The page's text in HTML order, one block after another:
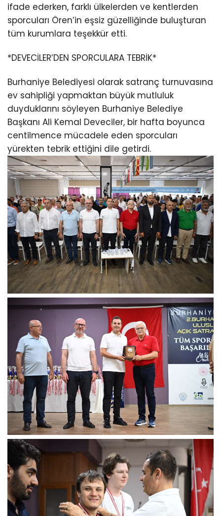
ifade ederken, farklı ülkelerden ve kentlerden
sporcuları Ören’in eşsiz güzelliğinde buluşturan
tüm kurumlara teşekkür etti.
*DEVECİLER’DEN SPORCULARA TEBRİK*
Burhaniye Belediyesi olarak satranç turnuvasına
ev sahipliği yapmaktan büyük mutluluk
duyduklarını söyleyen Burhaniye Belediye
Başkanı Ali Kemal Deveciler, bir hafta boyunca
centilmence mücadele eden sporcuları
yürekten tebrik ettiğini dile getirdi.